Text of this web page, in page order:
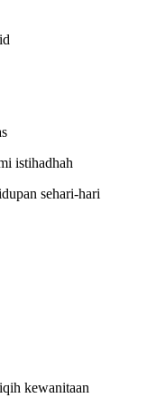
istihadhah
sehari-hari
kewanitaan